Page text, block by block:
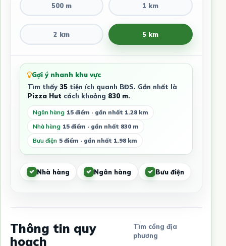
500 m 1 km
2 km 5 km
Gợi ý nhanh khu vực
Tìm thấy 35tiện ích quanh BĐS. Gần nhất là
Pizza Hut cách khoảng 830 m.
Ngân hàng 15 điểm · gần nhất 1.28 km
Nhà hàng 15 điểm · gần nhất 830 m
Bưu điện 5 điểm · gần nhất 1.98 km
Nhà hàng Ngân hàng Bưu điện
Thông tin quy
hoạch
Tìm cổng địa
phương